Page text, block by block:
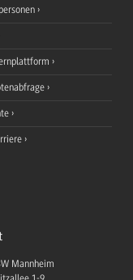
Mannheim